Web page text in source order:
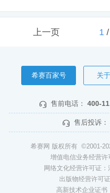
上一页 1/
希赛百家号 关
售前电话： 400-
售后投诉：
希赛网 版权所有 ©2001-
增值电信业务经营许
网络文化经营许可证
出版物经营许可
高新技术企业证书